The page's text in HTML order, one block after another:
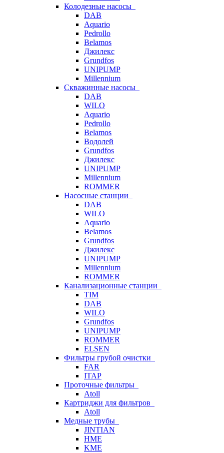
Колодезные насосы
DAB
Aquario
Pedrollo
Belamos
Джилекс
Grundfos
UNIPUMP
Millennium
Скважинные насосы
DAB
WILO
Aquario
Pedrollo
Belamos
Водолей
Grundfos
Джилекс
UNIPUMP
Millennium
ROMMER
Насосные станции
DAB
WILO
Aquario
Belamos
Grundfos
Джилекс
UNIPUMP
Millennium
ROMMER
Канализационные станции
TIM
DAB
WILO
Grundfos
UNIPUMP
ROMMER
ELSEN
Фильтры грубой очистки
FAR
ITAP
Проточные фильтры
Atoll
Картриджи для фильтров
Atoll
Медные трубы
JINTIAN
HME
KME